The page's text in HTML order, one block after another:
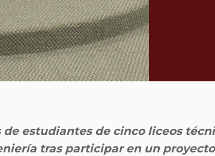
estudiantes de cinco liceos
tras participar en un